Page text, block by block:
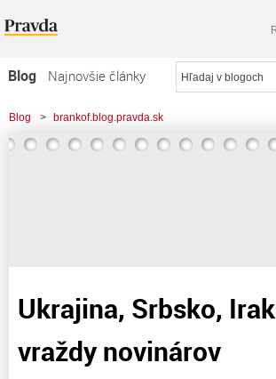
Blog
Najnovšie články
Najčítanejšie články
Najkomentovanejšie články
Blog > brankof.blog.pravda.sk
> Ukrajina, Srbsko, Irak a dvojitý meter na vraždy
Ukrajina, Srbsko,
vraždy novinárov